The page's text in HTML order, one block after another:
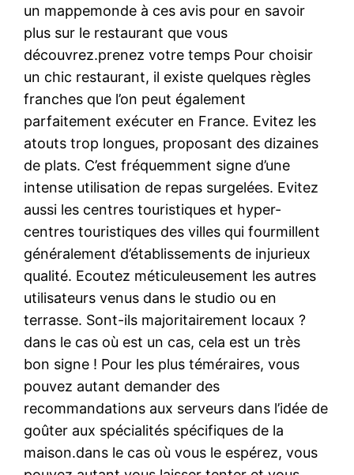
un mappemonde à ces avis pour en savoir
plus sur le restaurant que vous
découvrez.prenez votre temps Pour choisir
un chic restaurant, il existe quelques règles
franches que l’on peut également
parfaitement exécuter en France. Evitez les
atouts trop longues, proposant des dizaines
de plats. C’est fréquemment signe d’une
intense utilisation de repas surgelées. Evitez
aussi les centres touristiques et hyper-
centres touristiques des villes qui fourmillent
généralement d’établissements de injurieux
qualité. Ecoutez méticuleusement les autres
utilisateurs venus dans le studio ou en
terrasse. Sont-ils majoritairement locaux ?
dans le cas où est un cas, cela est un très
bon signe ! Pour les plus téméraires, vous
pouvez autant demander des
recommandations aux serveurs dans l’idée de
goûter aux spécialités spécifiques de la
maison.dans le cas où vous le espérez, vous